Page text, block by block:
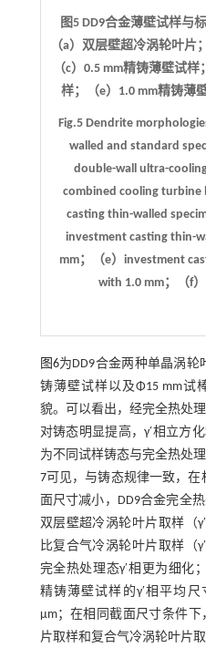
图5 DD9合金薄壁试样与
（a）双层壁超冷涡轮叶片
（c）0.5 mm精铸薄壁试
样；（e）1.0 mm精铸薄
Fig.5 Dendrite
walled and standard
double-wall ultra-
combined cooling
casting thin-walled
investment casting thin-
mm；（e）investment
with 1.0 mm；（f
图6为DD9合金两种单晶涡
铸薄壁试样以及Φ15 mm试
貌。可以看出，经完全热处
对铸态明显提高，γ′相立方
为不同试样铸态与完全热处
7可见，与铸态规律一致，
面尺寸减小，DD9合金完全
双层壁超冷涡轮叶片取样（
比复合气冷涡轮叶片取样（
完全热处理态γ′相更为细化
精铸薄壁试样的γ′相平均尺
μm；在相同截面尺寸条件
片取样和复合气冷涡轮叶片